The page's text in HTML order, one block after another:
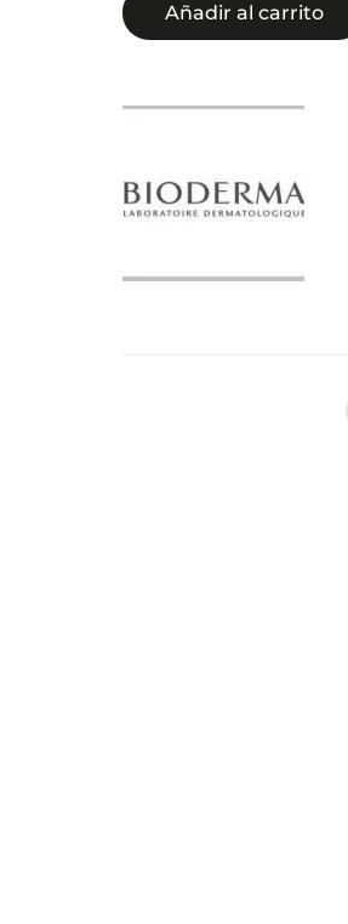
Añadir al carrito